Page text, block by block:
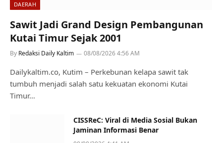
DAERAH
Sawit Jadi Grand Design Pembangunan
Kutai Timur Sejak 2001
By Redaksi Daily Kaltim 08/08/2026 4:56 AM
Dailykaltim.co, Kutim – Perkebunan kelapa sawit tak
tumbuh menjadi salah satu kekuatan ekonomi Kutai
Timur…
CISSReC: Viral di Media Sosial Bukan
Jaminan Informasi Benar